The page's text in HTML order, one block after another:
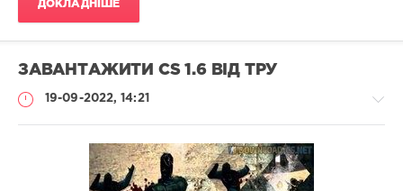
ДОКЛАДНІШЕ
ЗАВАНТАЖИТИ CS 1.6 ВІД ТРУ
19-09-2022, 14:21